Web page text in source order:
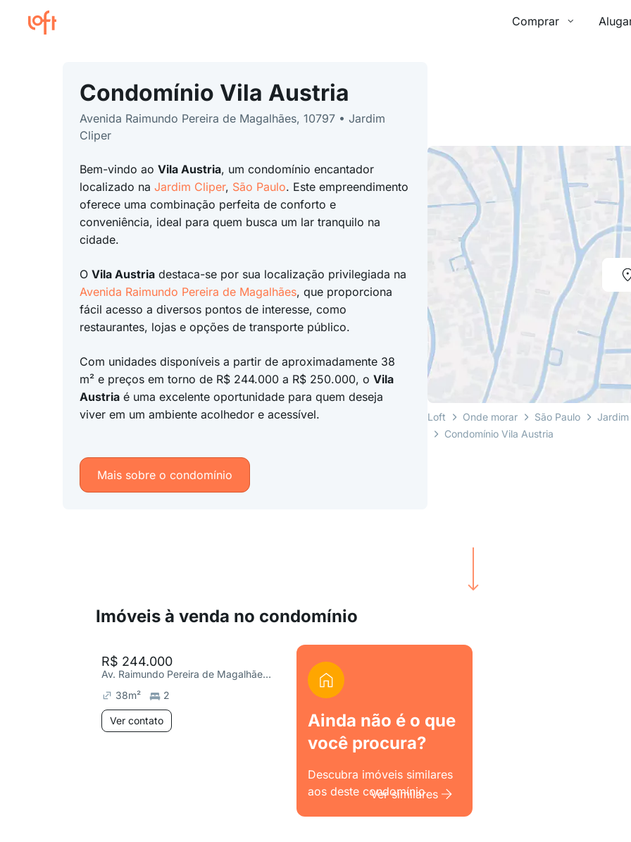
Comprar
Condomínio Vila Austria
Avenida Raimundo Pereira de Magalhães, 10797 • Jardim
Cliper
Bem-vindo ao Vila Austria, um condomínio encantador
localizado na Jardim Cliper, São Paulo. Este empreendimento
oferece uma combinação perfeita de conforto e
conveniência, ideal para quem busca um lar tranquilo na
cidade.
O Vila Austriadestaca-se por sua localização privilegiada na
Avenida Raimundo Pereira de Magalhães, que proporciona
fácil acesso a diversos pontos de interesse, como
restaurantes, lojas e opções de transporte público.
Com unidades disponíveis a partir de aproximadamente 38
m² e preços em torno de R$ 244.000 a R$ 250.000, o Vila
Austriaé uma excelente oportunidade para quem deseja
viver em um ambiente acolhedor e acessível.
Mais sobre o condomínio
Loft Onde morar São Paulo Jardim
Condomínio Vila Austria
Imóveis à venda no condomínio
R$ 244.000
Av. Raimundo Pereira de Magalhães 10797, Jardim Cliper
38m² 2
Ver contato
Ainda não é o que
você procura?
Descubra imóveis similares
aos deste condomínio.
Ver similares